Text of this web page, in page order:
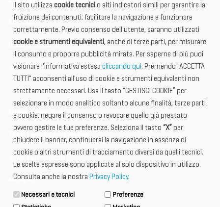
Info utili
Documentazione
Informazione importante
Vetrina Espositori
International Club
Tax & Legal Global Services
News e Comunicati
Media Kit
Il sito utilizza cookie tecnicio alti indicatori simili per garantire la
fruizione dei contenuti, facilitare la navigazione e funzionare
correttamente. Previo consenso dell'utente, saranno utilizzati
cookie e strumenti equivalenti, anche di terze parti, per misurare
il consumo e proporre pubblicità mirata. Per saperne di più puoi
visionare l'informativa estesa cliccando qui. Premendo "ACCETTA
TUTTI" acconsenti all'uso di cookie e strumenti equivalenti non
strettamente necessari. Usa il tasto "GESTISCI COOKIE” per
selezionare in modo analitico soltanto alcune finalità, terze parti
e cookie, negare il consenso o revocare quello già prestato
ovvero gestire le tue preferenze. Seleziona il tasto “X” per
chiudere il banner, continuerai la navigazione in assenza di
cookie o altri strumenti di tracciamento diversi da quelli tecnici.
Le scelte espresse sono applicate al solo dispositivo in utilizzo.
Consulta anche la nostra Privacy Policy.
Necessari e tecnici
Preferenze